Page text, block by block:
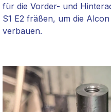
für die Vorder- und
S1 E2 fräßen, um die
verbauen.